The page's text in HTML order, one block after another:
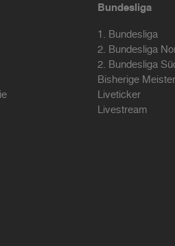
Bundesliga
1. Bundesliga
2. Bundesliga
2. Bundesliga
Bisherige Meister
Liveticker
Livestream